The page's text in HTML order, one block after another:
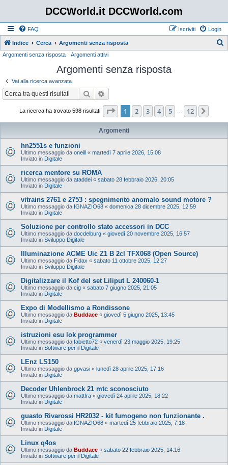
DCCWorld.it DCCWorld.com
FAQ Login
Iscriviti
Indice Cerca Argomenti senza risposta
Argomenti senza risposta Argomenti attivi
Argomenti senza risposta
Vai alla ricerca avanzata
Cerca
La ricerca ha trovato 598 risultati Pagina di 12
1 2 3 4 5 12
Argomenti
hn2551s e funzioni
Ultimo messaggio da oneill « martedì 7 aprile 2026, 15:08
Inviato in Digitale
ricerca mentore su ROMA
Ultimo messaggio da ataddei « sabato 28 febbraio 2026, 20:05
Inviato in Digitale
vitrains 2761 e 2753 : spegnimento anomalo sound motore ?
Ultimo messaggio da IGNAZIO68 « domenica 28 dicembre 2025, 12:59
Inviato in Digitale
Soluzione per controllo stato accessori in DCC
Ultimo messaggio da docdelburg « giovedì 20 novembre 2025, 16:57
Inviato in Sviluppo Digitale
Illuminazione ACME Uic Z1 B 2cl TFX068 (Open Source)
Ultimo messaggio da Fidax « sabato 11 ottobre 2025, 12:27
Inviato in Sviluppo Digitale
Digitalizzare il Kof del set Liliput L 240060-1
Ultimo messaggio da cig « sabato 7 giugno 2025, 21:05
Inviato in Digitale
Expo di Modellismo a Rondissone
Ultimo messaggio da Buddace « giovedì 5 giugno 2025, 13:45
Inviato in Digitale
istruzioni esu lok programmer
Ultimo messaggio da fabietto72 « venerdì 23 maggio 2025, 19:25
Inviato in Software per il Digitale
LEnz LS150
Ultimo messaggio da gpvasi « lunedì 28 aprile 2025, 17:16
Inviato in Digitale
Decoder Uhlenbrock 21 mtc sconosciuto
Ultimo messaggio da mattfra « giovedì 24 aprile 2025, 18:22
Inviato in Digitale
guasto Rivarossi HR2032 - kit fumogeno non funzionante .
Ultimo messaggio da IGNAZIO68 « martedì 25 febbraio 2025, 7:18
Inviato in Digitale
Linux q4os
Ultimo messaggio da Buddace « sabato 22 febbraio 2025, 14:16
Inviato in Software per il Digitale